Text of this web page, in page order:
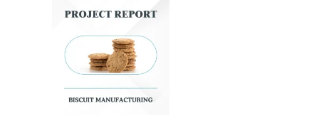
was:
₹3,000.00.
is:
₹99.00.